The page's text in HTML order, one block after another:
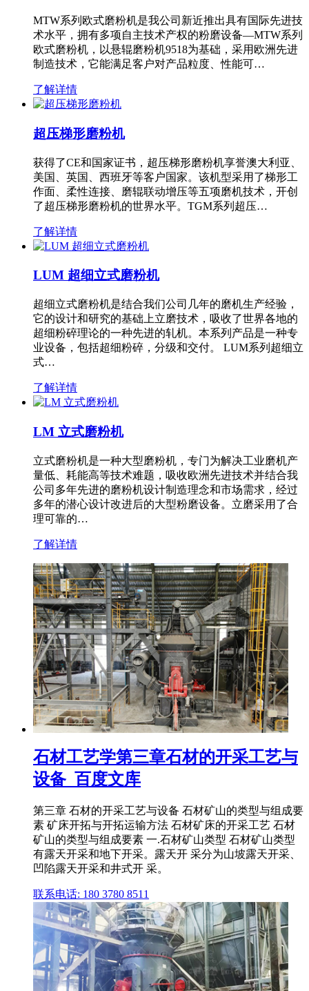
MTW系列欧式磨粉机是我公司新近推出具有国际先进技
术水平，拥有多项自主技术产权的粉磨设备—MTW系列
欧式磨粉机，以悬辊磨粉机9518为基础，采用欧洲先进
制造技术，它能满足客户对产品粒度、性能可…
了解详情
超压梯形磨粉机
获得了CE和国家证书，超压梯形磨粉机享誉澳大利亚、
美国、英国、西班牙等客户国家。该机型采用了梯形工
作面、柔性连接、磨辊联动增压等五项磨机技术，开创
了超压梯形磨粉机的世界水平。TGM系列超压…
了解详情
LUM 超细立式磨粉机
超细立式磨粉机是结合我们公司几年的磨机生产经验，
它的设计和研究的基础上立磨技术，吸收了世界各地的
超细粉碎理论的一种先进的轧机。本系列产品是一种专
业设备，包括超细粉碎，分级和交付。 LUM系列超细立
式…
了解详情
LM 立式磨粉机
立式磨粉机是一种大型磨粉机，专门为解决工业磨机产
量低、耗能高等技术难题，吸收欧洲先进技术并结合我
公司多年先进的磨粉机设计制造理念和市场需求，经过
多年的潜心设计改进后的大型粉磨设备。立磨采用了合
理可靠的…
了解详情
石材工艺学第三章石材的开采工艺与
设备_百度文库
第三章 石材的开采工艺与设备 石材矿山的类型与组成要
素 矿床开拓与开拓运输方法 石材矿床的开采工艺 石材
矿山的类型与组成要素 一.石材矿山类型 石材矿山类型
有露天开采和地下开采。露天开 采分为山坡露天开采、
凹陷露天开采和井式开 采。
联系电话: 180 3780 8511